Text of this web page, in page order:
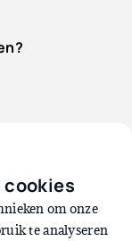
zijn extra
na je aanvraag.
om onze
te analyseren